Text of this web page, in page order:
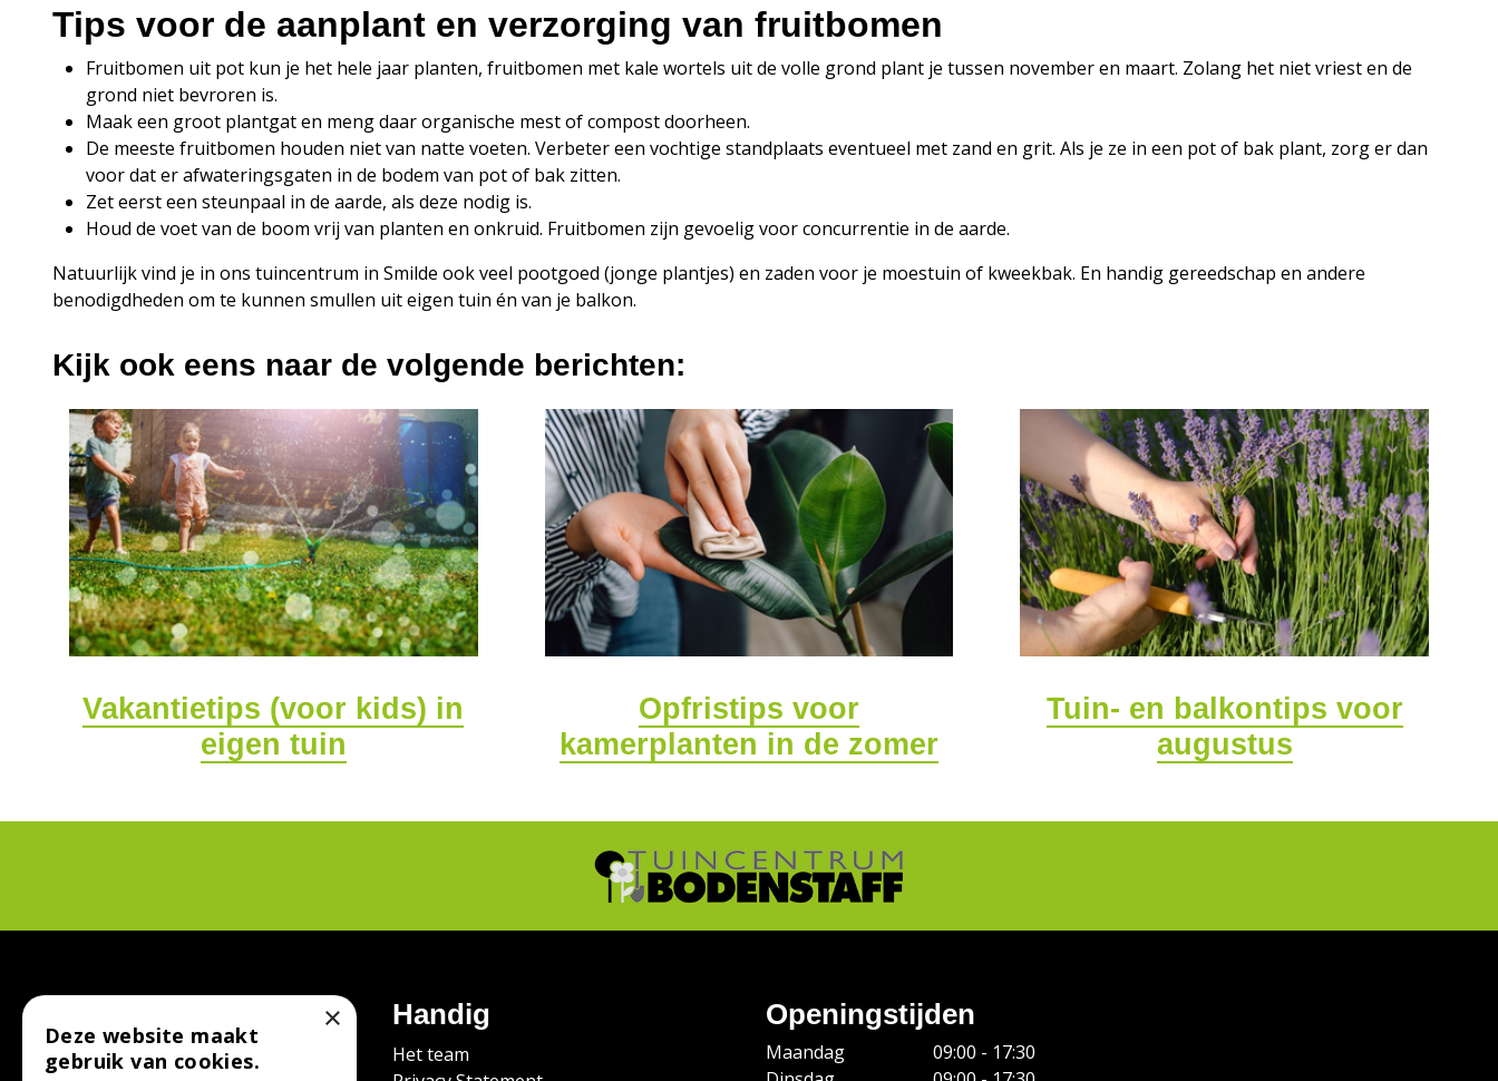
Tips voor de aanplant en verzorging van fruitbomen
Fruitbomen uit pot kun je het hele jaar planten, fruitbomen met kale wortels uit de volle grond plant je tussen november en maart. Zolang het niet vriest en de
grond niet bevroren is.
Maak een groot plantgat en meng daar organische mest of compost doorheen.
De meeste fruitbomen houden niet van natte voeten. Verbeter een vochtige standplaats eventueel met zand en grit. Als je ze in een pot of bak plant, zorg er dan
voor dat er afwateringsgaten in de bodem van pot of bak zitten.
Zet eerst een steunpaal in de aarde, als deze nodig is.
Houd de voet van de boom vrij van planten en onkruid. Fruitbomen zijn gevoelig voor concurrentie in de aarde.
Natuurlijk vind je in ons tuincentrum in Smilde ook veel pootgoed (jonge plantjes) en zaden voor je moestuin of kweekbak. En handig gereedschap en andere
benodigdheden om te kunnen smullen uit eigen tuin én van je balkon.
Kijk ook eens naar de volgende berichten:
Vakantietips (voor kids) in
eigen tuin
Opfristips voor
kamerplanten in de zomer
Tuin- en balkontips voor
augustus
Tuincentrum Bodenstaff
Handig
Het team
Openingstijden
Maandag
09:00 - 17:30
×
Deze website maakt
gebruik van cookies.